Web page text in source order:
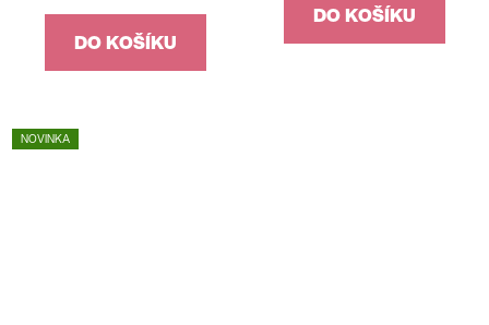
DO KOŠÍKU
DO KOŠÍKU
NOVINKA